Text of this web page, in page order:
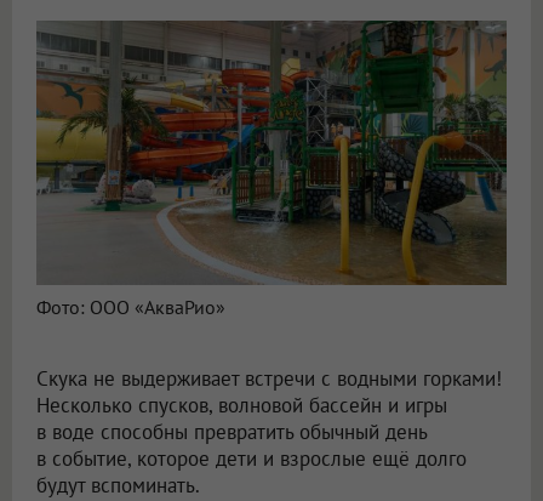
Фото: ООО «АкваРио»
Скука не выдерживает встречи с водными горками!
Несколько спусков, волновой бассейн и игры
в воде способны превратить обычный день
в событие, которое дети и взрослые ещё долго
будут вспоминать.